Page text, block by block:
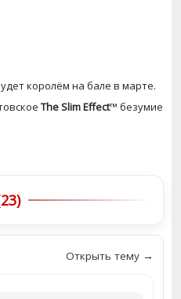
королём на бале в марте.
The Slim Effect™ безумие
Открыть тему →